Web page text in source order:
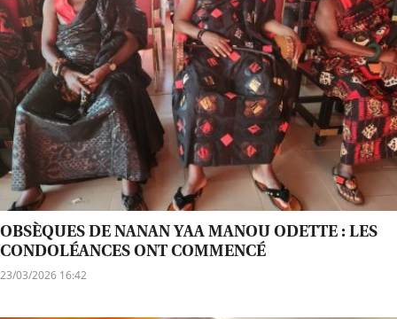
OBSÈQUES DE NANAN YAA MANOU ODETTE : LES
CONDOLÉANCES ONT COMMENCÉ
23/03/2026 16:42